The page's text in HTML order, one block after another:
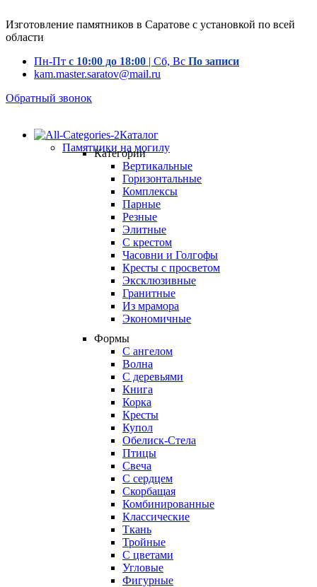
Изготовление памятников в Саратове с установкой по всей
области
Пн-Пт с 10:00 до 18:00 | Сб, Вс По записи
kam.master.saratov@mail.ru
Обратный звонок
Каталог
Памятники на могилу
Категории
Вертикальные
Горизонтальные
Комплексы
Парные
Резные
Элитные
С крестом
Часовни и Голгофы
Кресты с просветом
Эксклюзивные
Гранитные
Из мрамора
Экономичные
Формы
С ангелом
Волна
С деревьями
Книга
Корка
Кресты
Купол
Обелиск-Стела
Птицы
Свеча
С сердцем
Скорбащая
Комбинированные
Классические
Ткань
Тройные
С цветами
Угловые
Фигурные